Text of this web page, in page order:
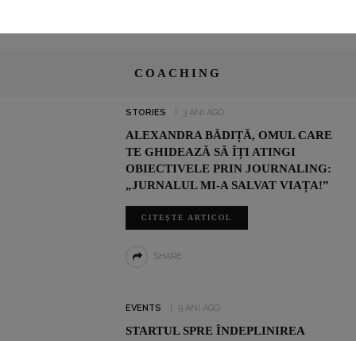
COACHING
STORIES 3 ANI AGO
ALEXANDRA BĂDIȚĂ, OMUL CARE
TE GHIDEAZĂ SĂ ÎȚI ATINGI
OBIECTIVELE PRIN JOURNALING:
„JURNALUL MI-A SALVAT VIAȚA!”
CITEȘTE ARTICOL
SHARE
EVENTS 9 ANI AGO
STARTUL SPRE ÎNDEPLINIREA